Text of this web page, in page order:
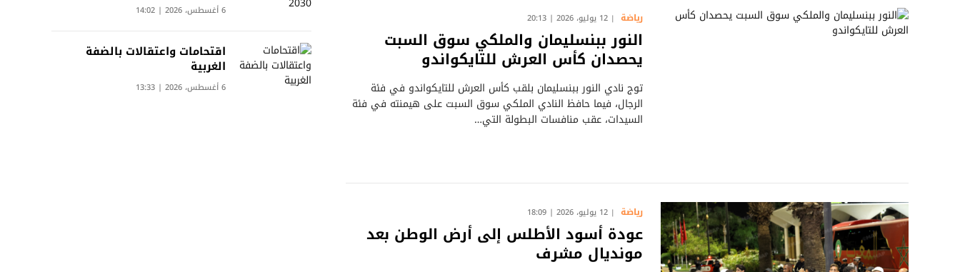
رياضة 12 يوليو، 2026 | 20:13
النور ببنسليمان والملكي سوق السبت
يحصدان كأس العرش للتايكواندو
توج نادي النور ببنسليمان بلقب كأس العرش للتايكواندو في فئة
الرجال، فيما حافظ النادي الملكي سوق السبت على هيمنته في فئة
السيدات، عقب منافسات البطولة التي…
رياضة 12 يوليو، 2026 | 18:09
عودة أسود الأطلس إلى أرض الوطن بعد
مونديال مشرف
6 أغسطس، 2026 | 14:02
اقتحامات واعتقالات بالضفة
الغربية
6 أغسطس، 2026 | 13:33